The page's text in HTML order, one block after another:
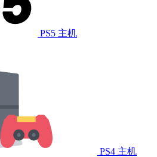
PS5 主机
PS4 主机